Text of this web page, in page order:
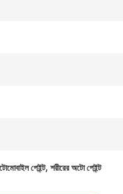
পেইন্ট,শরীরের অটো পেইন্ট